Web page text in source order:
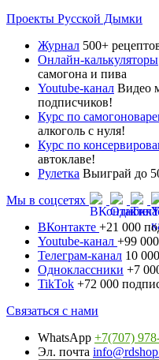
Проекты Русской Дымки
Журнал 500+
Онлайн-калькуляторы
самогона и пива
Youtube-канал Видео
подписчиков!
Курс по
алкоголь с нуля!
Курс по
автоклаве!
Рулетка Выиграй до
Мы в соцсетях
ВКонтакте +21 000
Youtube-канал +99
Телеграм-канал 10
Одноклассники +7
TikTok +72 000
Связаться с нами
WhatsApp +7(707)
Эл. почта